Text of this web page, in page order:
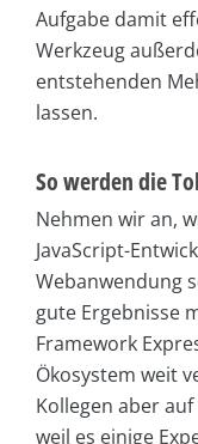
Aufgabe damit
Werkzeug
entstehenden
lassen.
So werden die
Nehmen wir an,
JavaScript-
Webanwendung
gute Ergebnisse
Framework
Ökosystem weit
Kollegen aber
weil es einige